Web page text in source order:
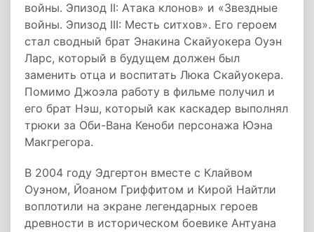
войны. Эпизод II: Атака клонов» и «Звездные
войны. Эпизод III: Месть ситхов». Его героем
стал сводный брат Энакина Скайуокера Оуэн
Ларс, который в будущем должен был
заменить отца и воспитать Люка Скайуокера.
Помимо Джоэла работу в фильме получил и
его брат Нэш, который как каскадер выполнял
трюки за Оби-Вана Кеноби персонажа Юэна
Макгрегора.
В 2004 году Эдгертон вместе с Клайвом
Оуэном, Йоаном Гриффитом и Кирой Найтли
воплотили на экране легендарных героев
древности в историческом боевике Антуана